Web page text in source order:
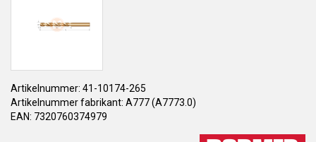
Artikelnummer: 41-10174-265
Artikelnummer fabrikant: A777 (A7773.0)
EAN: 7320760374979